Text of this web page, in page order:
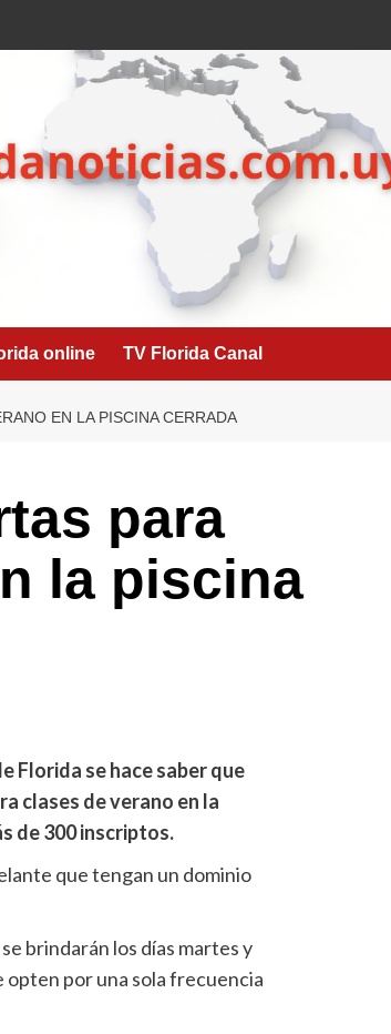
online TV Florida Canal
EN LA PISCINA CERRADA
para
la piscina
Florida se hace saber que
clases de verano en la
de 300 inscriptos.
que tengan un dominio
brindarán los días martes y
opten por una sola frecuencia